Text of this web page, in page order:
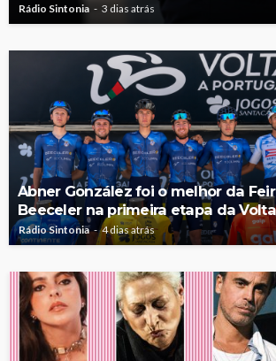
Rádio Sintonia 3 dias atrás
Abner González foi o melhor da
Beeceler na primeira etapa da
Rádio Sintonia 4 dias atrás